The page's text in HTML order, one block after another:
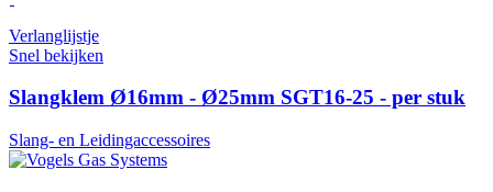
Verlanglijstje
Snel bekijken
Slangklem Ø16mm - Ø25mm SGT16-25 - per stuk
Slang- en Leidingaccessoires